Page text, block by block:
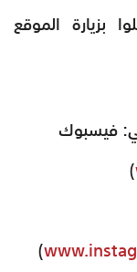
بزيارة الموقع
فيسبوك
)
)